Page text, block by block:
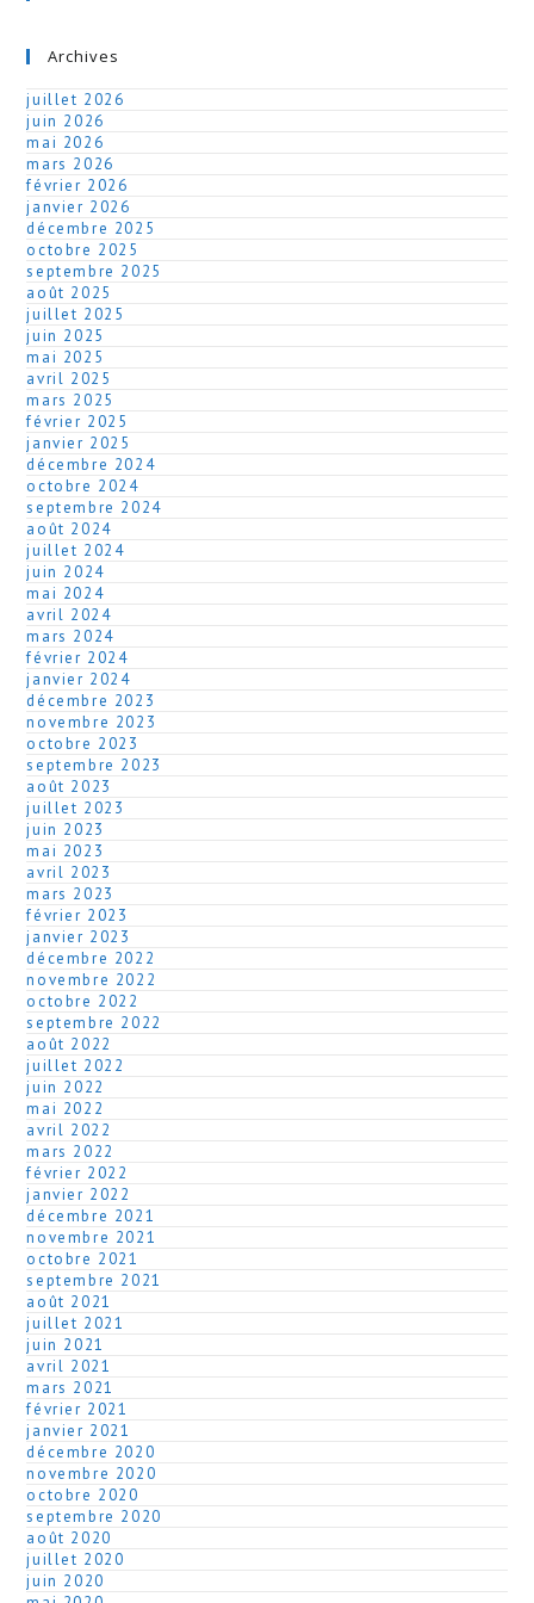
Archives
juillet 2026
juin 2026
mai 2026
mars 2026
février 2026
janvier 2026
décembre 2025
octobre 2025
septembre 2025
août 2025
juillet 2025
juin 2025
mai 2025
avril 2025
mars 2025
février 2025
janvier 2025
décembre 2024
octobre 2024
septembre 2024
août 2024
juillet 2024
juin 2024
mai 2024
avril 2024
mars 2024
février 2024
janvier 2024
décembre 2023
novembre 2023
octobre 2023
septembre 2023
août 2023
juillet 2023
juin 2023
mai 2023
avril 2023
mars 2023
février 2023
janvier 2023
décembre 2022
novembre 2022
octobre 2022
septembre 2022
août 2022
juillet 2022
juin 2022
mai 2022
avril 2022
mars 2022
février 2022
janvier 2022
décembre 2021
novembre 2021
octobre 2021
septembre 2021
août 2021
juillet 2021
juin 2021
avril 2021
mars 2021
février 2021
janvier 2021
décembre 2020
novembre 2020
octobre 2020
septembre 2020
août 2020
juillet 2020
juin 2020